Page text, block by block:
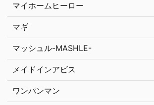
マイホームヒーロー
マギ
マッシュル-MASHLE-
メイドインアビス
ワンパンマン